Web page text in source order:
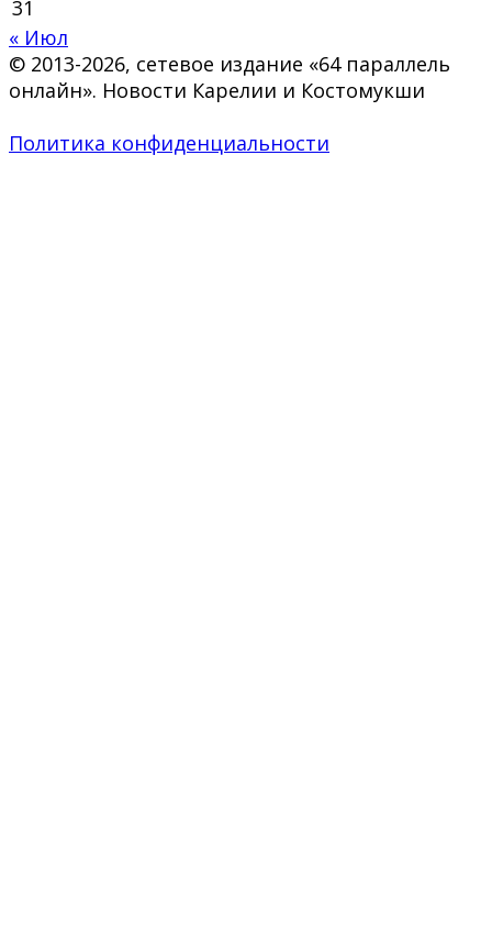
31
« Июл
© 2013-2026, сетевое издание «64 параллель
онлайн». Новости Карелии и Костомукши
Политика конфиденциальности